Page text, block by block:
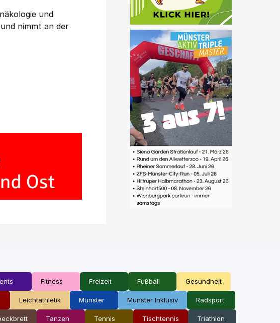
und
nimmt an der
Fitness Freizeit Fußball Gesundheit
Leichtathletik Münster Münster Inklusiv Radsport
Tanzen Tennis Tischtennis Triathlon